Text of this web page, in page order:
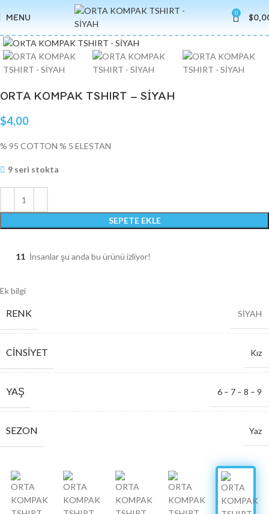
MENU 0 $
Click to enlarge
ORTA KOMPAK TSHIRT – SİYAH
$4,00
% 95 COTTON % 5 ELESTAN
9 seri stokta
SEPETE EKLE
11 İnsanlar şu anda bu ürünü izliyor!
Ek bilgi
RENK SİYAH
CINSIYET Kız
YAŞ 6 – 7 – 8 – 9
SEZON Yaz
SERI ADETI